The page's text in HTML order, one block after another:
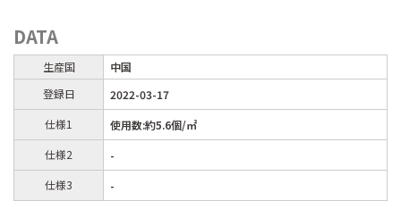
DATA
生産国
中国
登録日
2022-03-17
仕様1
使用数:約5.6個/㎡
仕様2
-
仕様3
-